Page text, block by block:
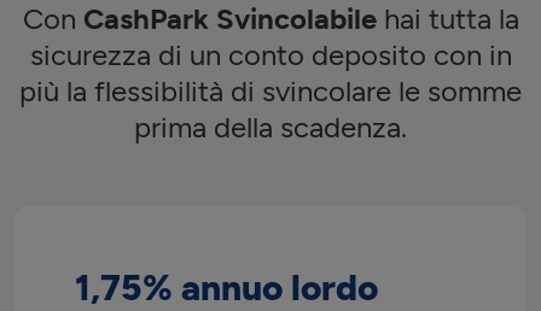
Con CashPark Svincolabilehai tutta la
sicurezza di un conto deposito con in
più la flessibilità di svincolare le somme
prima della scadenza.
1,75% annuo lordo